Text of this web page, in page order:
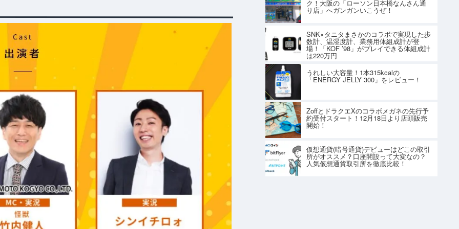
ク！大阪の「ローソン日本橋なんさん通
り店」へガンガンいこうぜ！
SNK×タニタまさかのコラボで実現した歩
数計、温湿度計、業務用体組成計が登
場！「KOF ’98」がプレイできる体組成計
は220万円
うれしい大容量！1本315kcalの
「ENERGY JELLY 300」をレビュー！
ZoffとドラクエXのコラボメガネの先行予
約受付スタート！12月18日より店頭販売
開始！
仮想通貨(暗号通貨)デビューはどこの取引
所がオススメ？口座開設って大変なの？
人気仮想通貨取引所を徹底比較！